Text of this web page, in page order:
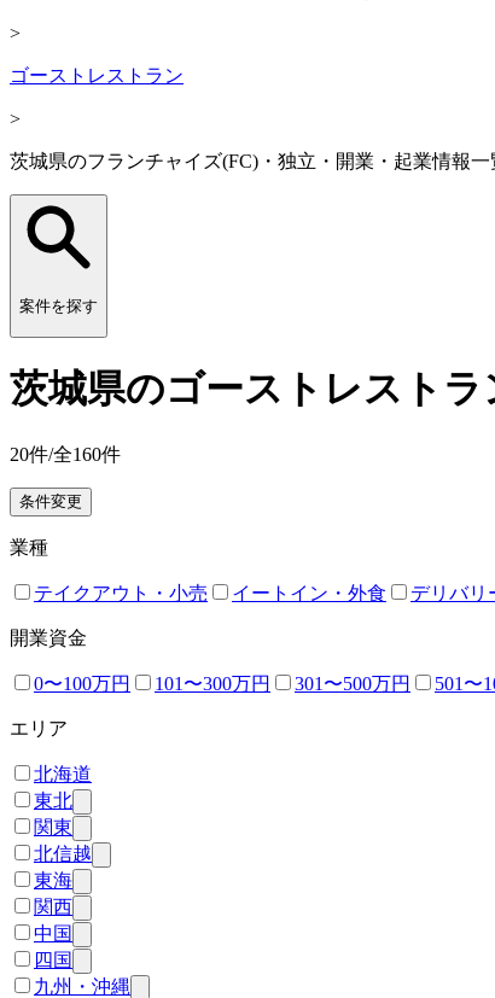
>
ゴーストレストラン
>
茨城県のフランチャイズ(FC)・独立・開業・起業情報一
案件を探す
茨城県のゴーストレスト
20件/全160件
条件変更
業種
テイクアウト・小売 イートイン・外食 デリバリ
開業資金
0〜100万円 101〜300万円 301〜500万円 501〜
エリア
北海道
東北
関東
北信越
東海
関西
中国
四国
九州・沖縄